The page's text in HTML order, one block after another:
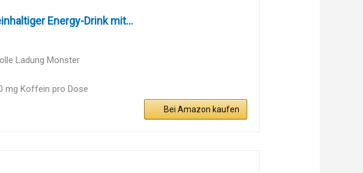
Energy-Drink mit...
Ladung Monster
mg Koffein pro Dose
Bei Amazon kaufen